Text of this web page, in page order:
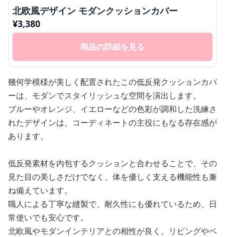
北欧風デザイン モダンクッションカバー
¥3,380
商品の詳細を見る
幾何学模様が美しく配置されたこの低反発クッションカバ
ーは、モダンでスタイリッシュな空間を演出します。
ブルーやオレンジ、イエローなどの色彩が調和した洗練さ
れたデザインは、コーディネートの主役にもなる存在感が
あります。
低反発素材を内包するクッションと合わせることで、その
見た目の美しさだけでなく、体を優しく支える機能性も兼
ね備えています。
職人による丁寧な縫製で、耐久性にも優れているため、日
常使いでも安心です。
北欧風やモダンインテリアとの相性が良く、リビングやベ